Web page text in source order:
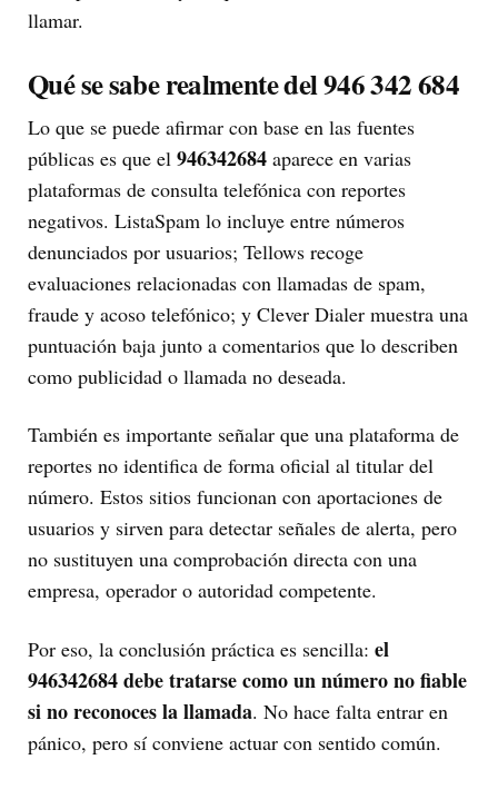
llamar.
Qué se sabe realmente del 946 342 684
Lo que se puede afirmar con base en las fuentes
públicas es que el 946342684 aparece en varias
plataformas de consulta telefónica con reportes
negativos. ListaSpam lo incluye entre números
denunciados por usuarios; Tellows recoge
evaluaciones relacionadas con llamadas de spam,
fraude y acoso telefónico; y Clever Dialer muestra una
puntuación baja junto a comentarios que lo describen
como publicidad o llamada no deseada.
También es importante señalar que una plataforma de
reportes no identifica de forma oficial al titular del
número. Estos sitios funcionan con aportaciones de
usuarios y sirven para detectar señales de alerta, pero
no sustituyen una comprobación directa con una
empresa, operador o autoridad competente.
Por eso, la conclusión práctica es sencilla: el
946342684 debe tratarse como un número no fiable
si no reconoces la llamada. No hace falta entrar en
pánico, pero sí conviene actuar con sentido común.